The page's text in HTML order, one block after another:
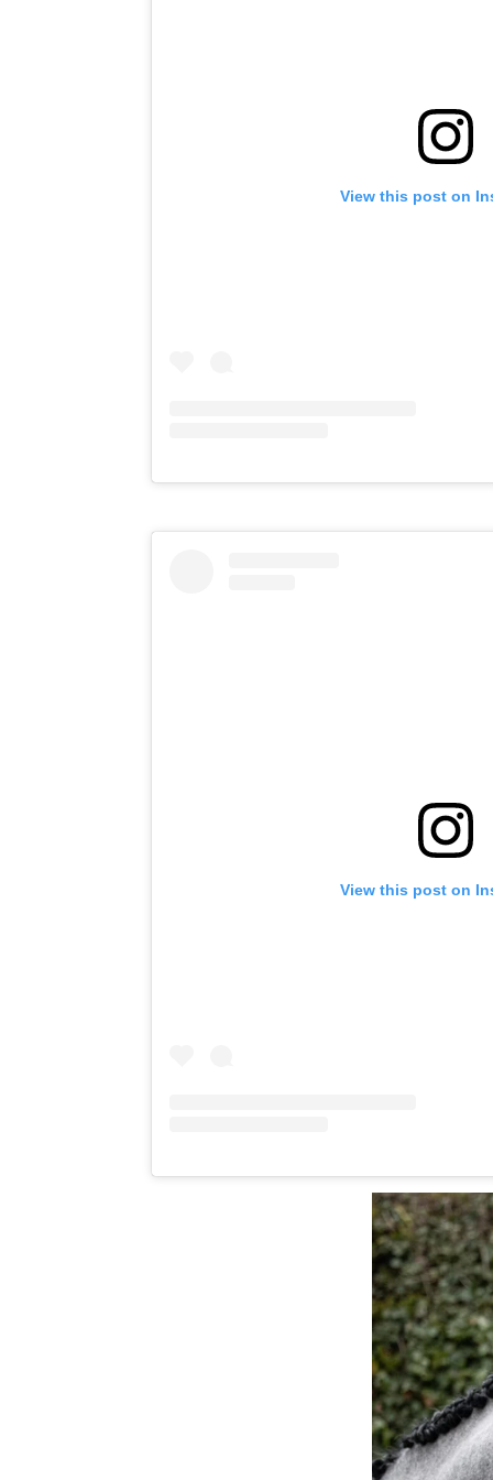
View this post on
View this post on